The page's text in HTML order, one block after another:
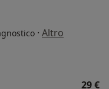
· Altro
29 €